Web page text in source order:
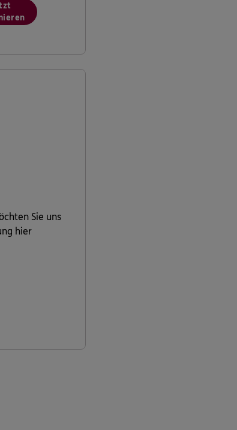
Sie uns
hier